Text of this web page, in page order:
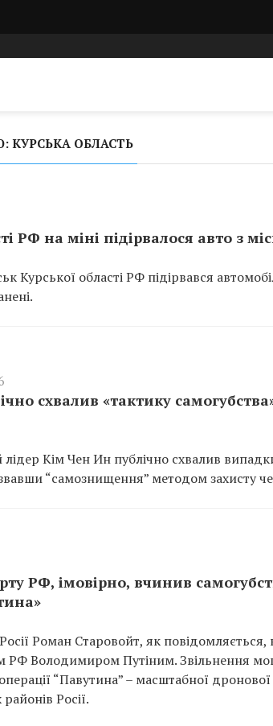
КУРСЬКА ОБЛАСТЬ
РФ на міні підірвалося авто з
Курської області РФ підірвався
схвалив «тактику
Кім Чен Ин публічно схвалив
“самознищення” методом захисту
РФ, імовірно, вчинив
Роман Старовойт, як повідомляється,
РФ Володимиром Путіним. Звільнення
“Павутина” – масштабної
Росії.